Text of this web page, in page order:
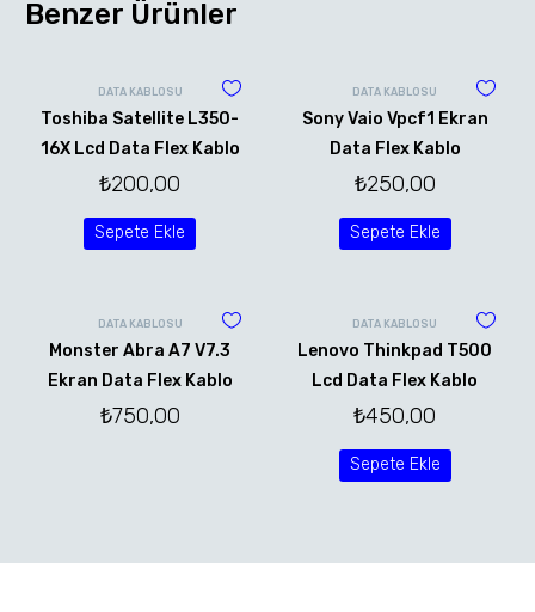
Benzer Ürünler
DATA KABLOSU
Toshiba Satellite L350-
16X Lcd Data Flex Kablo
₺200,00
Sepete Ekle
DATA KABLOSU
Sony Vaio Vpcf1 Ekran
Data Flex Kablo
₺250,00
Sepete Ekle
DATA KABLOSU
Monster Abra A7 V7.3
Ekran Data Flex Kablo
₺750,00
DATA KABLOSU
Lenovo Thinkpad T500
Lcd Data Flex Kablo
₺450,00
Sepete Ekle